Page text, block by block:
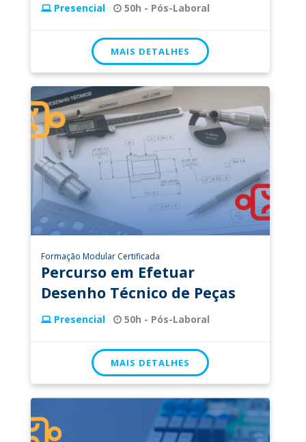
Presencial 50h - Pós-Laboral
MAIS DETALHES
Formação Modular Certificada
Percurso em Efetuar
Desenho Técnico de Peças
Presencial 50h - Pós-Laboral
MAIS DETALHES